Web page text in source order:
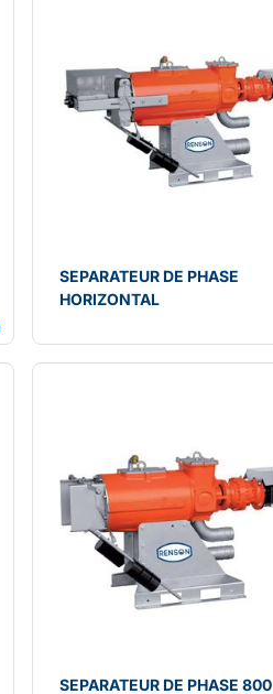
SEPARATEUR DE PHASE
HORIZONTAL
SEPARATEUR DE PHASE 800